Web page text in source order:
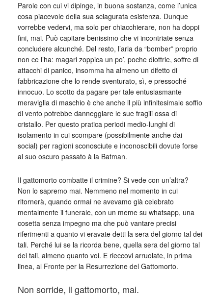
Parole con cui vi dipinge, in buona sostanza, come l’unica
cosa piacevole della sua sciagurata esistenza. Dunque
vorrebbe vedervi, ma solo per chiacchierare, non ha doppi
fini, mai. Può capitare benissimo che vi incontriate senza
concludere alcunché. Del resto, l’aria da “bomber” proprio
non ce l’ha: magari zoppica un po’, poche diottrie, soffre di
attacchi di panico, insomma ha almeno un difetto di
fabbricazione che lo rende sventurato, sì, e pressoché
innocuo. Lo scotto da pagare per tale entusiasmante
meraviglia di maschio è che anche il più infinitesimale soffio
di vento potrebbe danneggiare le sue fragili ossa di
cristallo. Per questo pratica periodi medio-lunghi di
isolamento in cui scompare (possibilmente anche dai
social) per ragioni sconosciute e inconoscibili dovute forse
al suo oscuro passato à la Batman.
Il gattomorto combatte il crimine? Si vede con un’altra?
Non lo sapremo mai. Nemmeno nel momento in cui
ritornerà, quando ormai ne avevamo già celebrato
mentalmente il funerale, con un meme su whatsapp, una
cosetta senza impegno ma che può vantare precisi
riferimenti a quanto vi eravate detti la sera del giorno tal dei
tali. Perché lui se la ricorda bene, quella sera del giorno tal
dei tali, almeno quanto voi. E rieccovi arruolate, in prima
linea, al Fronte per la Resurrezione del Gattomorto.
Non sorride, il gattomorto, mai.